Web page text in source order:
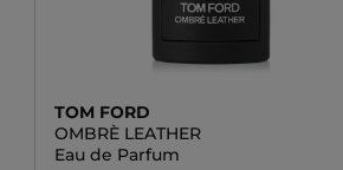
TOM FORD
OMBRÈ LEATHER
Eau de Parfum